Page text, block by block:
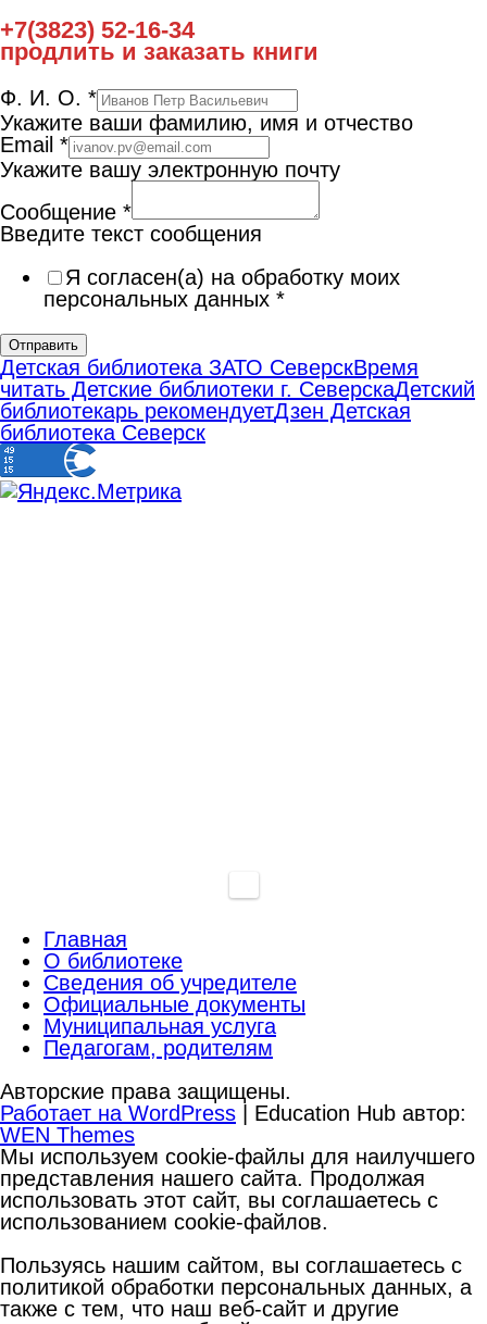
+7(3823) 52-16-34
продлить и заказать книги
Ф. И. О. *
Укажите ваши фамилию, имя и отчество
Email *
Укажите вашу электронную почту
Сообщение *
Введите текст сообщения
Я согласен(а) на обработку моих
персональных данных *
Отправить
Детская библиотека ЗАТО СеверскВремя
читать Детские библиотеки г. СеверскаДетский
библиотекарь рекомендуетДзен Детская
библиотека Северск
Главная
О библиотеке
Сведения об учредителе
Официальные документы
Муниципальная услуга
Педагогам, родителям
Авторские права защищены.
Работает на WordPress | Education Hub автор:
WEN Themes
Мы используем cookie-файлы для наилучшего
представления нашего сайта. Продолжая
использовать этот сайт, вы соглашаетесь с
использованием cookie-файлов.
Пользуясь нашим сайтом, вы соглашаетесь с
политикой обработки персональных данных, а
также с тем, что наш веб-сайт и другие